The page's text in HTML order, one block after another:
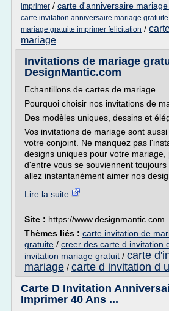
imprimer / carte d'anniversaire
carte invitation anniversaire mariage
mariage gratuite imprimer felicitation /
mariage
Invitations de mariage
DesignMantic.com
Echantillons de cartes de mariage
Pourquoi choisir nos invitations de
Des modèles uniques, dessins et
Vos invitations de mariage sont
votre conjoint. Ne manquez pas
designs uniques pour votre mariage,
d'entre vous se souviennent toujours
allez instantanément aimer nos
Lire la suite
Site : https://www.designmantic.com
Thèmes liés : carte invitation de
gratuite / creer des carte d invitation
invitation mariage gratuit / carte
mariage / carte d invitation d
Carte D Invitation
Imprimer 40 Ans ...